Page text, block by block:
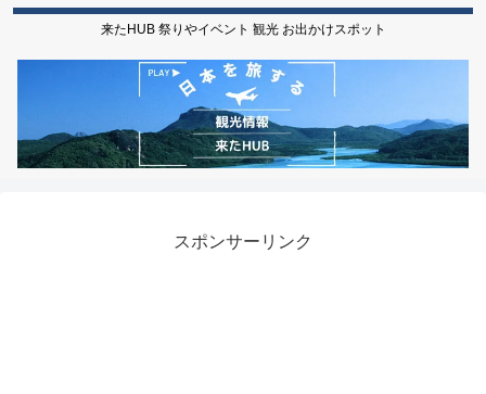
来たHUB 祭りやイベント 観光 お出かけスポット
スポンサーリンク